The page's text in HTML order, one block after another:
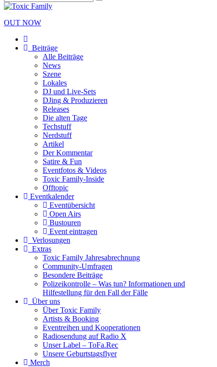
OUT NOW
Beiträge
Alle Beiträge
News
Szene
Lokales
DJ und Live-Sets
DJing & Produzieren
Releases
Die alten Tage
Techstuff
Nerdstuff
Artikel
Der Kommentar
Satire & Fun
Eventfotos & Videos
Toxic Family-Inside
Offtopic
Eventkalender
Eventübersicht
Open Airs
Bustouren
Event eintragen
Verlosungen
Extras
Toxic Family Jahresabrechnung
Community-Umfragen
Besondere Beiträge
Polizeikontrolle – Was tun? Informationen und
Hilfestellung für den Fall der Fälle
Über uns
Über Toxic Family
Artists & Booking
Eventreihen und Kooperationen
Radiosendung auf Radio X
Unser Label – ToFa.Rec
Unsere Geburtstagsflyer
Merch